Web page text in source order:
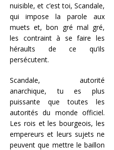
nuisible, et c’est toi, Scandale,
qui impose la parole aux
muets et, bon gré mal gré,
les contraint à se faire les
héraults de ce qu’ils
persécutent.
Scandale, autorité
anarchique, tu es plus
puissante que toutes les
autorités du monde officiel.
Les rois et les bourgeois, les
empereurs et leurs sujets ne
peuvent que mettre le baillon